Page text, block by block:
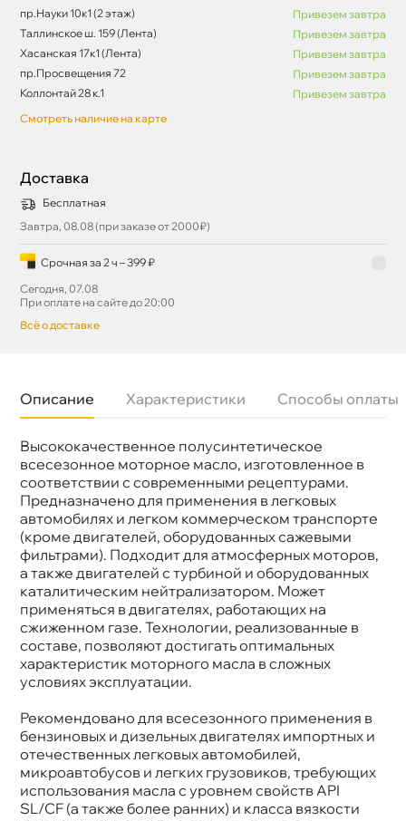
пр.Науки 10к1 (2 этаж)
Привезем завтра
Таллинское ш. 159 (Лента)
Привезем завтра
Хасанская 17к1 (Лента)
Привезем завтра
пр.Просвещения 72
Привезем завтра
Коллонтай 28 к.1
Привезем завтра
Смотреть наличие на карте
Доставка
Бесплатная
Завтра, 08.08 (при заказе от 2000₽)
Срочная за 2 ч – 399 ₽
Сегодня, 07.08
При оплате на сайте до 20:00
сё о доставке
Описание Характеристики Способы оплаты
ысококачественное полусинтетическое
сесезонное моторное масло, изготовленное
соответствии с современными рецептурами.
Предназначено для применения в легковых
автомобилях и легком коммерческом транспорте
(кроме двигателей, оборудованных сажевыми
фильтрами). Подходит для атмосферных моторов,
а также двигателей с турбиной и оборудованных
каталитическим нейтрализатором. Может
применяться в двигателях, работающих на
сжиженном газе. Технологии, реализованные
составе, позволяют достигать оптимальных
характеристик моторного масла в сложных
условиях эксплуатации.
Рекомендовано для всесезонного применения
ензиновых и дизельных двигателях импортных и
отечественных легковых автомобилей,
микроавтобусов и легких грузовиков, требующих
использования масла с уровнем свойств API
SL/CF (а также более ранних) и класса вязкости
язкость
10W-40
Тип масла
Полусинтетика
Спецификации
API SL/CF
Объем
4л
Артикул
LC2611040-004
Применение
Двигатель